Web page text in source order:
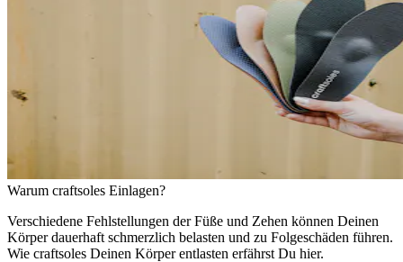
Warum craftsoles Einlagen?
Verschiedene Fehlstellungen der Füße und Zehen können Deinen
Körper dauerhaft schmerzlich belasten und zu Folgeschäden führen.
Wie craftsoles Deinen Körper entlasten erfährst Du hier.